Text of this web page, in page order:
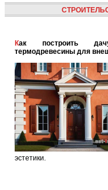
Как построить дачу с использованием
термодревесины для
эстетики.